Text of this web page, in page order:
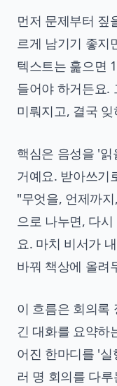
먼저 문제부터 짚
르게 남기기 좋지
텍스트는 훑으면
들어야 하거든요.
미뤄지고, 결국 잊
핵심은 음성을 '
거예요. 받아쓰기
"무엇을, 언제까
으로 나누면, 다
요. 마치 비서가
바꿔 책상에 올려
이 흐름은 회의록
긴 대화를 요약하
어진 한마디를 '
러 명 회의를 다루